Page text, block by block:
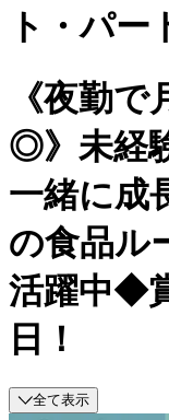
ト・パー
《夜勤
◎》未経
一緒に成
の食品ル
活躍中◆
日！
全て表示